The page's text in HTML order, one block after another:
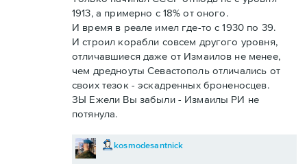
1913, а примерно с 18% от оного.
И время в реале имел где-то с 1930 по 39.
И строил корабли совсем другого уровня,
отличавшиеся даже от Измаилов не менее,
чем дредноуты Севастополь отличались от
своих тезок - эскадренных броненосцев.
ЗЫ Ежели Вы забыли - Измаилы РИ не
потянула.
kosmodesantnick